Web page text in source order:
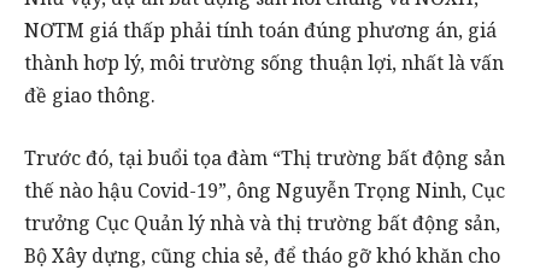
NƠTM giá thấp phải tính toán đúng phương án, giá
thành hơp lý, môi trường sống thuận lợi, nhất là vấn
đề giao thông.
Trước đó, tại buổi tọa đàm “Thị trường bất động sản
thế nào hậu Covid-19”, ông Nguyễn Trọng Ninh, Cục
trưởng Cục Quản lý nhà và thị trường bất động sản,
Bộ Xây dựng, cũng chia sẻ, để tháo gỡ khó khăn cho